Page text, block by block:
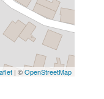
| ©OpenStreetMap